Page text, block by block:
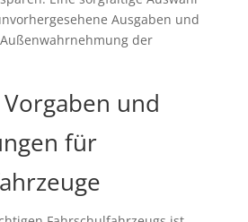
Ausgaben und
der
und
für